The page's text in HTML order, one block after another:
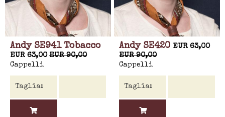
Andy SE941 Tobacco
EUR 63,00 EUR 90,00
Cappelli
Andy SE420 EUR 63,00
EUR 90,00
Cappelli